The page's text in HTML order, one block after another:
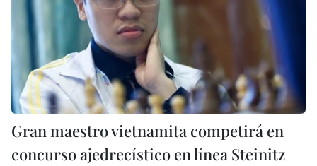
Gran maestro vietnamita competirá en
concurso ajedrecístico en línea Steinitz